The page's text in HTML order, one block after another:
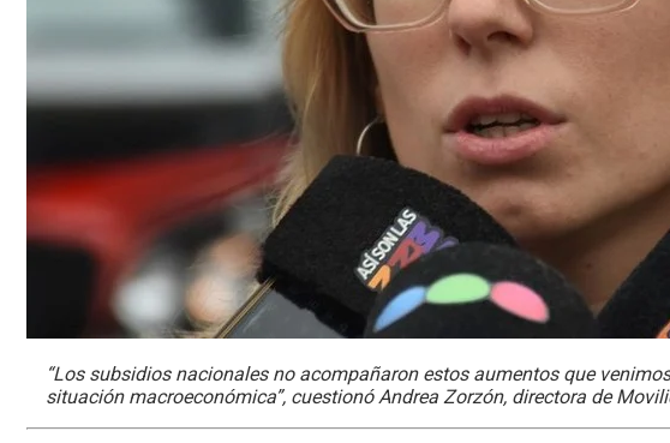
“Los subsidios nacionales no acompañaron estos aumentos que
situación macroeconómica”, cuestionó Andrea Zorzón, directora de